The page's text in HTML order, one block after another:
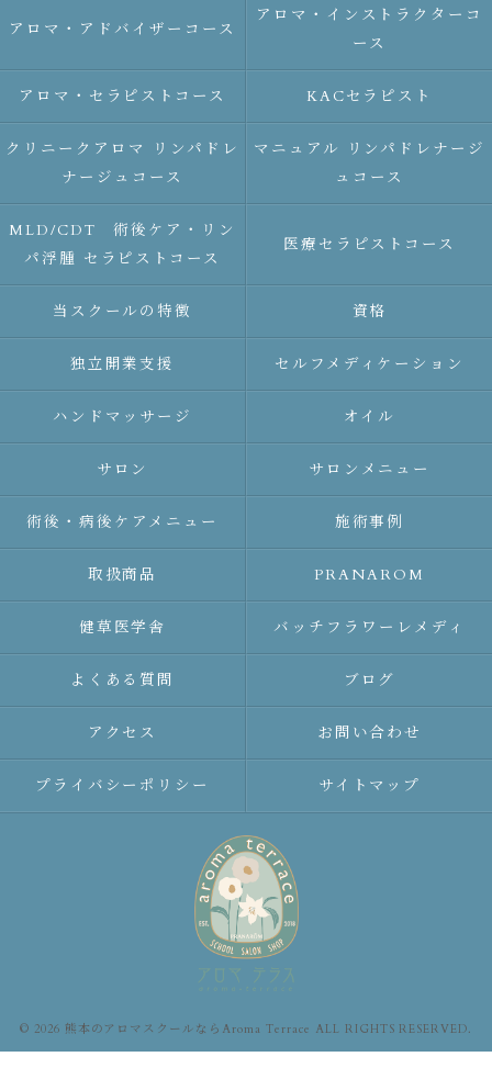
アロマ・アドバイザーコース
アロマ・インストラクターコ
ース
アロマ・セラピストコース KACセラピスト
クリニークアロマ リンパドレ
ナージュコース
マニュアル リンパドレナージ
ュコース
MLD/CDT 術後ケア・リン
パ浮腫 セラピストコース
医療セラピストコース
当スクールの特徴 資格
独立開業支援 セルフメディケーション
ハンドマッサージ オイル
サロン サロンメニュー
術後・病後ケアメニュー 施術事例
取扱商品 PRANAROM
健草医学舎 バッチフラワーレメディ
よくある質問 ブログ
アクセス お問い合わせ
プライバシーポリシー サイトマップ
© 2026 熊本のアロマスクールならAroma Terrace ALL RIGHTS RESERVED.